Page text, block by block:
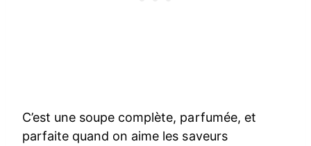
C’est une soupe complète, parfumée, et
parfaite quand on aime les saveurs